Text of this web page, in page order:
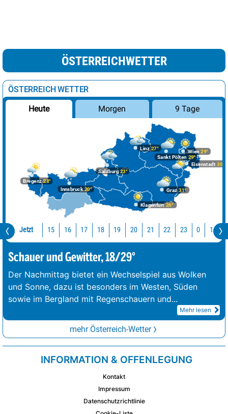
ÖSTERREICHWETTER
ÖSTERREICH WETTER
Heute Morgen 9 Tage
Bregenz28°
Graz31°
Innsbruck20°
Klagenfurt 26°
Linz27°
Salzburg23°
Wien 29°
Eisenstadt 30°
Sankt Pölten 29°
Jetzt 15 16 17 18 19 20 21 22 23 0 1
Schauer und Gewitter, 18/29°
Der Nachmittag bietet ein Wechselspiel aus Wolken
und Sonne, dazu ist besonders im Westen, Süden
sowie im Bergland mit Regenschauern und...
Mehr lesen
mehr Österreich-Wetter
INFORMATION & OFFENLEGUNG
Kontakt
Impressum
Datenschutzrichtlinie